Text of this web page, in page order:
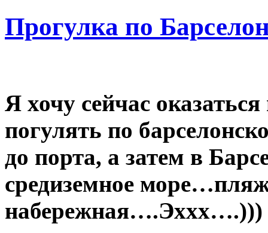
Прогулка по
Я хочу сейчас
погулять по
до порта, а затем в
средиземное
набережная….Эххх….)))